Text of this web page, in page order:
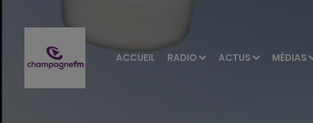
ACCUEIL RADIO ACTUS MÉDIAS